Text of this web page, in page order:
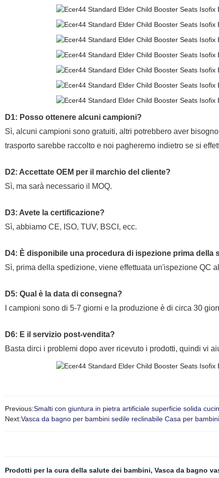
D1: Posso ottenere alcuni campioni?
Sì, alcuni campioni sono gratuiti, altri potrebbero aver
trasporto sarebbe raccolto e noi pagheremo indietro se si
D2: Accettate OEM per il marchio del cliente?
Sì, ma sarà necessario il MOQ.
D3: Avete la certificazione?
Sì, abbiamo CE, ISO, TUV, BSCI, ecc.
D4: È disponibile una procedura di ispezione prima della
Sì, prima della spedizione, viene effettuata un'ispezione QC
D5: Qual è la data di consegna?
I campioni sono di 5-7 giorni e la produzione è di circa 30
D6: E il servizio post-vendita?
Basta dirci i problemi dopo aver ricevuto i prodotti, quindi vi
Previous:Smalti con giuntura in pietra artificiale superficie solida
Next:Vasca da bagno per bambini sedile reclinabile Casa per
Prodotti per la cura della salute dei bambini, Vasca da bagno